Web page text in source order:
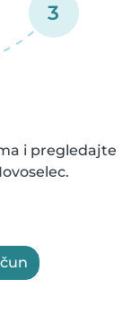
3
i pregledajte